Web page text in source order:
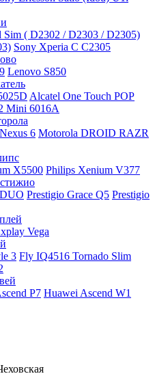
( D2302 / D2303 / D2305)
Sony Xperia C C2305
Lenovo S850
Alcatel One Touch POP
Mini 6016A
6 Motorola DROID RAZR
X5500 Philips Xenium V377
Prestigio Grace Q5 Prestigio
Vega
3 Fly IQ4516 Tornado Slim
P7 Huawei Ascend W1